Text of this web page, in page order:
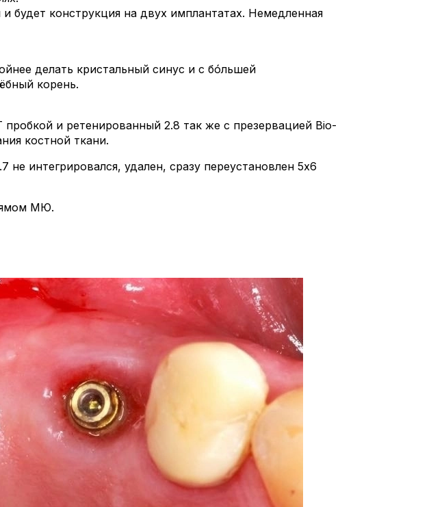
конструкция на двух имплантатах. Немедленная
делать кристальный синус и с бóльшей
корень.
и ретенированный 2.8 так же с презервацией Bio-
костной ткани.
интегрировался, удален, сразу переустановлен 5х6
МЮ.